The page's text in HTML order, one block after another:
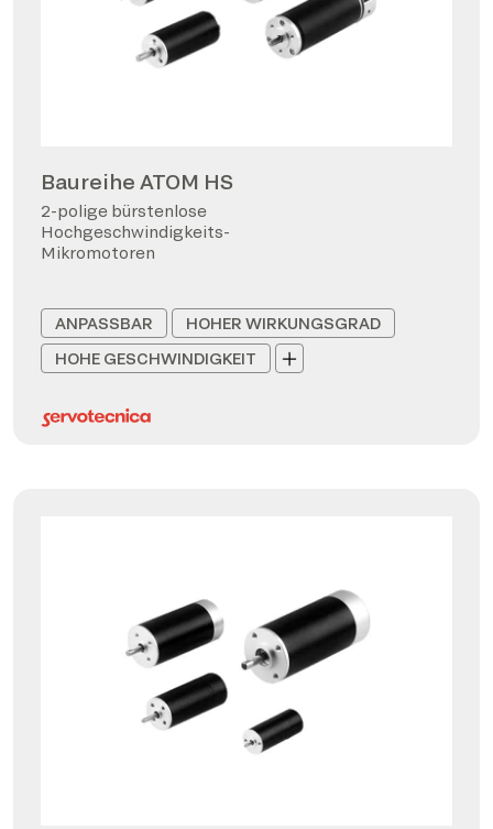
Baureihe ATOM HS
2-polige bürstenlose
Hochgeschwindigkeits-
Mikromotoren
ANPASSBAR
HOHER WIRKUNGSGRAD
HOHE GESCHWINDIGKEIT